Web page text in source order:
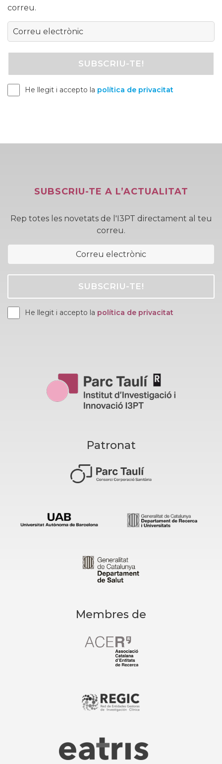
correu.
He llegit i accepto la política de privacitat
Patronat
Membres de
SUBSCRIU-TE A L’ACTUALITAT
Rep totes les novetats de l'I3PT directament al teu
correu.
He llegit i accepto la política de privacitat